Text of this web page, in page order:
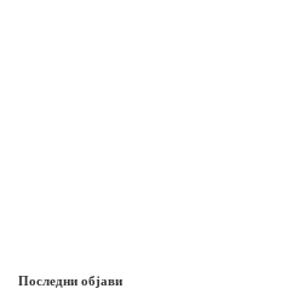
Последни објави